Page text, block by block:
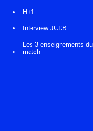
H+1
Interview JCDB
Les 3 enseignements du
match